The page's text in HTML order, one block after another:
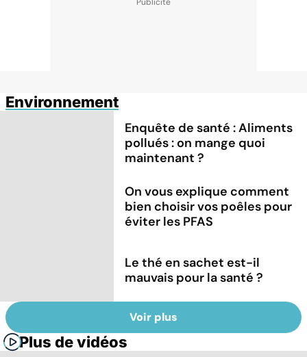
Environnement
Enquête de santé : Aliments
pollués : on mange quoi
maintenant ?
On vous explique comment
bien choisir vos poêles pour
éviter les PFAS
Le thé en sachet est-il
mauvais pour la santé ?
Voir plus
Plus de vidéos